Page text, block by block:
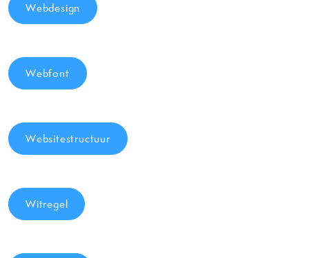
Webdesign
Webfont
Websitestructuur
Witregel